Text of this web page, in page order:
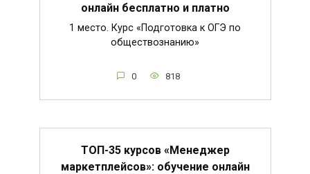
онлайн бесплатно и платно
1 место. Курс «Подготовка к ОГЭ по
обществознанию»
0 818
ТОП-35 курсов «Менеджер
маркетплейсов»: обучение онлайн